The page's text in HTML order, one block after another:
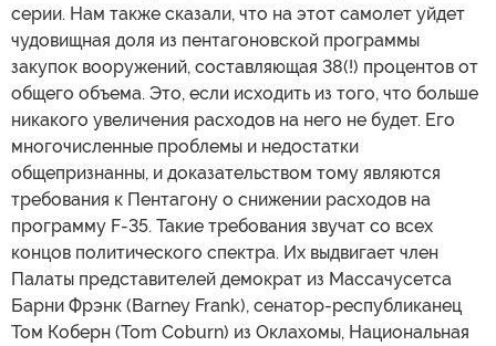
серии. Нам также сказали, что на этот самолет уйдет
чудовищная доля из пентагоновской программы
закупок вооружений, составляющая 38(!) процентов от
общего объема. Это, если исходить из того, что больше
никакого увеличения расходов на него не будет. Его
многочисленные проблемы и недостатки
общепризнанны, и доказательством тому являются
требования к Пентагону о снижении расходов на
программу F-35. Такие требования звучат со всех
концов политического спектра. Их выдвигает член
Палаты представителей демократ из Массачусетса
Барни Фрэнк (Barney Frank), сенатор-республиканец
Том Коберн (Tom Coburn) из Оклахомы, Национальная